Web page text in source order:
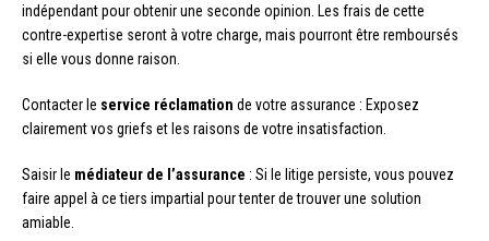
indépendant pour obtenir une seconde opinion. Les frais de cette
contre-expertise seront à votre charge, mais pourront être remboursés
si elle vous donne raison.
Contacter le service réclamation de votre assurance : Exposez
clairement vos griefs et les raisons de votre insatisfaction.
Saisir le médiateur de l’assurance : Si le litige persiste, vous pouvez
faire appel à ce tiers impartial pour tenter de trouver une solution
amiable.